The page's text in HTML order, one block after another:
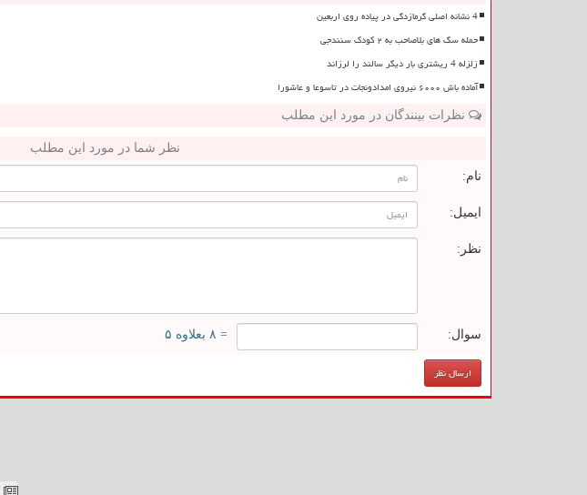
4 نشانه اصلی گرمازدگی در پیاده روی اربعین
حمله سگ های بلاصاحب به ۲ کودک سنندجی
زلزله 4 ریشتری بار دیگر سالند را لرزاند
آماده باش ۶۰۰۰ نیروی امدادونجات در تاسوعا و عاشورا
نظرات بینندگان در مورد این مطلب
نظر شما در مورد این مطلب
نام:
ایمیل:
نظر:
سوال: = ۸ بعلاوه ۵